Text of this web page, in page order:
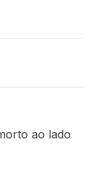
ao lado